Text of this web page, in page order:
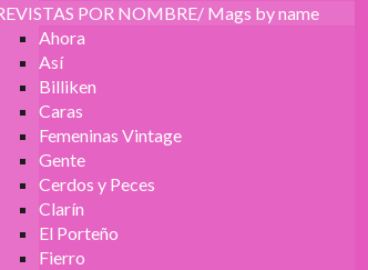
POR NOMBRE/ Mags by name
Ahora
Así
Billiken
Caras
Femeninas Vintage
Gente
Cerdos y Peces
Clarín
El Porteño
Fierro